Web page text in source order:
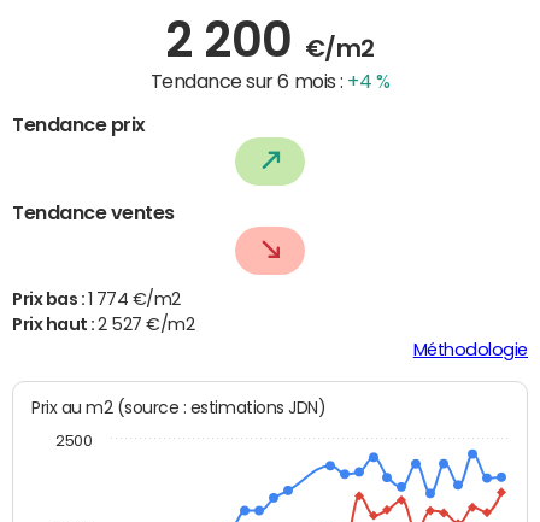
2 200 €/m2
Tendance sur 6 mois : +4 %
Tendance prix
Tendance ventes
Prix bas :
1 774 €/m2
Prix haut :2 527 €/m2
Méthodologie
Prix au m2 (source : estimations JDN)
2500